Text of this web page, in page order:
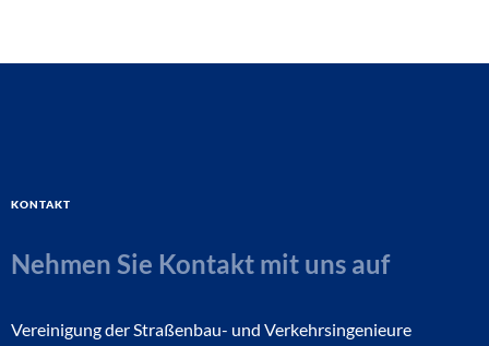
Kontakt
Nehmen Sie Kontakt mit uns auf
Vereinigung der Straßenbau- und Verkehrsingenieure